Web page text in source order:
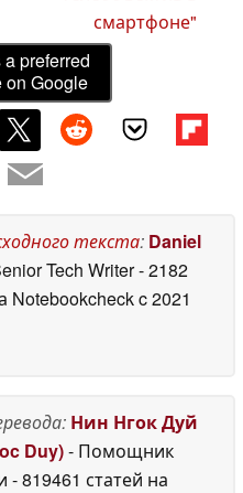
смартфоне"
preferred
on Google
текста: Daniel
Tech Writer- 2182
Notebookcheckc 2021
Нин Нгок Дуй
Duy)- Помощник
- 819461 статей на